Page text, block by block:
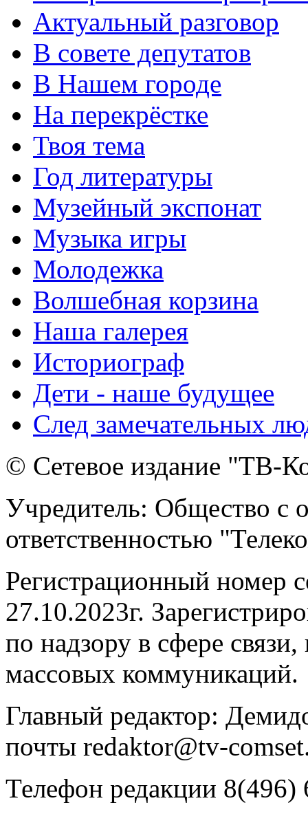
Актуальный разговор
В совете депутатов
В Нашем городе
На перекрёстке
Твоя тема
Год литературы
Музейный экспонат
Музыка игры
Молодежка
Волшебная корзина
Наша галерея
Историограф
Дети - наше будущее
След замечательных
© Сетевое издание "ТВ-
Учредитель: Общество с
ответственностью
Регистрационный
27.10.2023г.
по надзору в сфере
массовых коммуникаций.
Главный редактор:
почты redaktor@tv-
Телефон редакции 8(496)